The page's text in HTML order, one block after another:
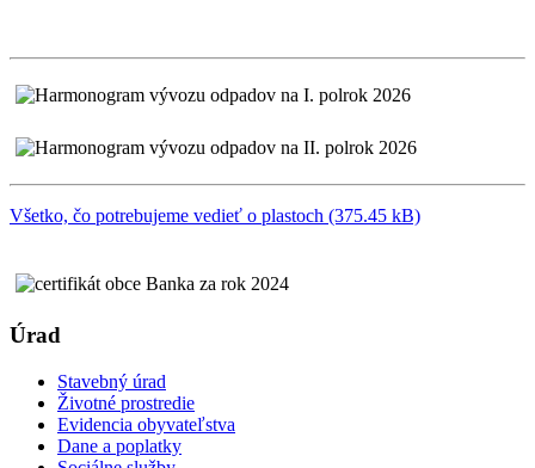
Všetko, čo potrebujeme vedieť o plastoch (375.45 kB)
Úrad
Stavebný úrad
Životné prostredie
Evidencia obyvateľstva
Dane a poplatky